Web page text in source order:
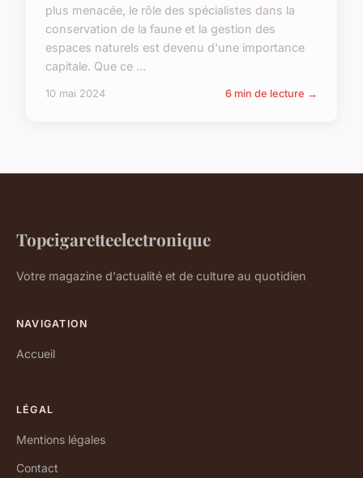
plus menacée, le rôle des spécialistes dans la
conservation de la faune et la gestion des
espaces naturels est devenu d'une importance
capitale. Que ce ...
10 mai 2024 6 min de lecture →
Topcigaretteelectronique
Votre magazine d'actualité et de culture au quotidien
NAVIGATION
Accueil
LÉGAL
Mentions légales
Contact